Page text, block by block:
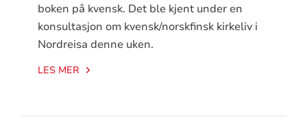
boken på kvensk. Det ble kjent under en
konsultasjon om kvensk/norskfinsk kirkeliv i
Nordreisa denne uken.
LES MER